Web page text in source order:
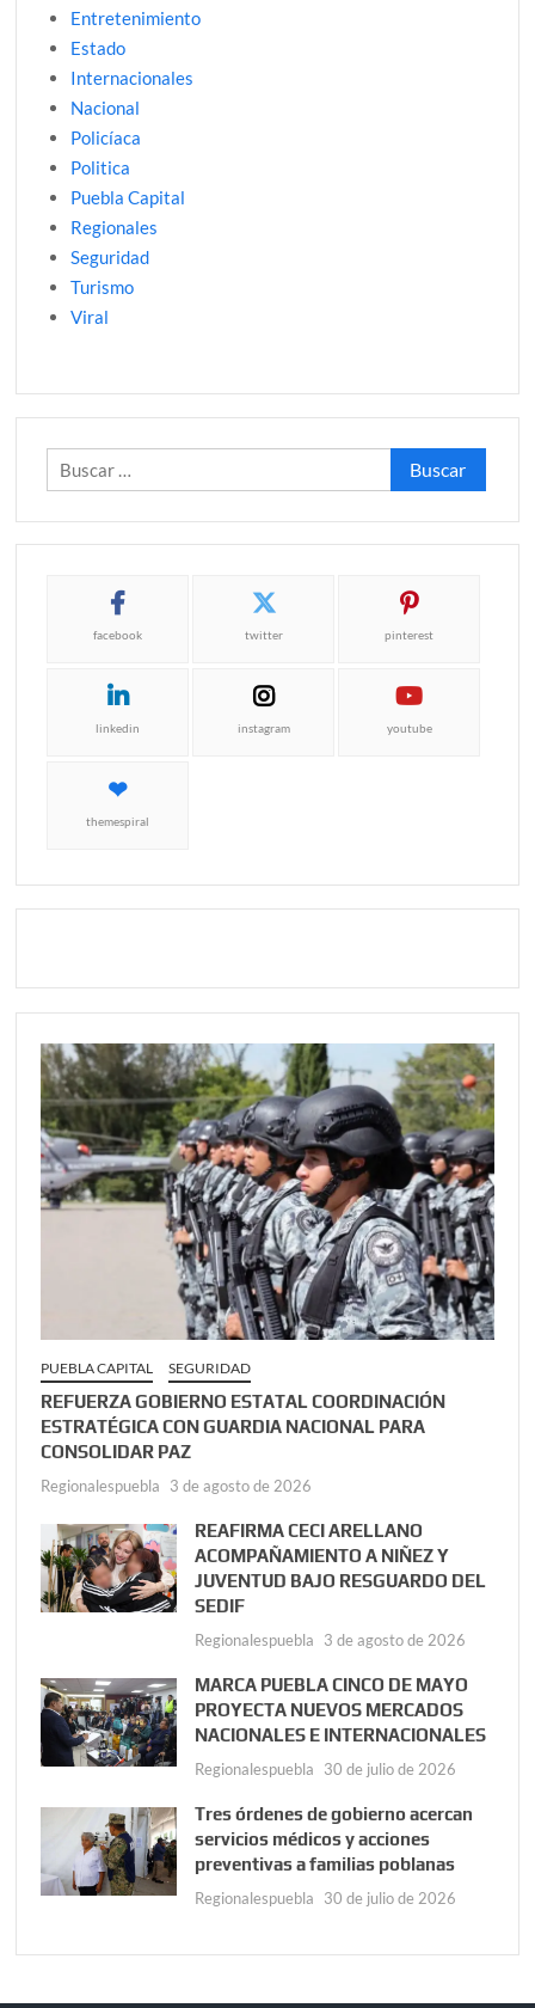
Entretenimiento
Estado
Internacionales
Nacional
Policíaca
Politica
Puebla Capital
Regionales
Seguridad
Turismo
Viral
Buscar:
facebook twitter pinterest
linkedin instagram youtube
themespiral
PUEBLA CAPITAL SEGURIDAD
REFUERZA GOBIERNO ESTATAL COORDINACIÓN
ESTRATÉGICA CON GUARDIA NACIONAL PARA
CONSOLIDAR PAZ
Regionalespuebla 3 de agosto de 2026
REAFIRMA CECI ARELLANO
ACOMPAÑAMIENTO A NIÑEZ Y
JUVENTUD BAJO RESGUARDO DEL
SEDIF
Regionalespuebla 3 de agosto de 2026
MARCA PUEBLA CINCO DE MAYO
PROYECTA NUEVOS MERCADOS
NACIONALES E INTERNACIONALES
Regionalespuebla 30 de julio de 2026
Tres órdenes de gobierno acercan
servicios médicos y acciones
preventivas a familias poblanas
Regionalespuebla 30 de julio de 2026